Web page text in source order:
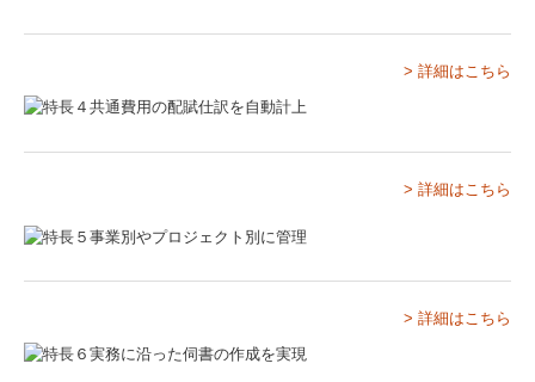
学校法人の方へ
学校法人監査
社会福祉法人監査
> 詳細はこちら
> 詳細はこちら
> 詳細はこちら